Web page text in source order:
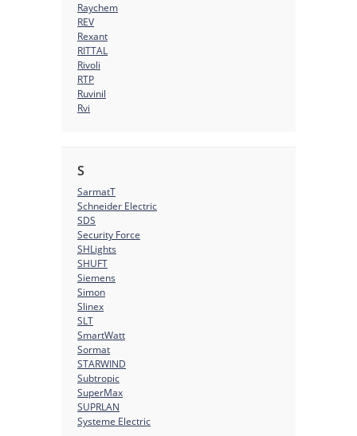
Raychem
REV
Rexant
RITTAL
Rivoli
RTP
Ruvinil
Rvi
S
SarmatT
Schneider Electric
SDS
Security Force
SHLights
SHUFT
Siemens
Simon
Slinex
SLT
SmartWatt
Sormat
STARWIND
Subtropic
SuperMax
SUPRLAN
Systeme Electric